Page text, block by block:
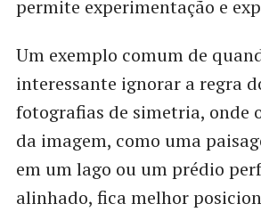
permite experimentação e
Um exemplo comum de
interessante ignorar a regra
fotografias de simetria, onde
da imagem, como uma
em um lago ou um prédio
alinhado, fica melhor